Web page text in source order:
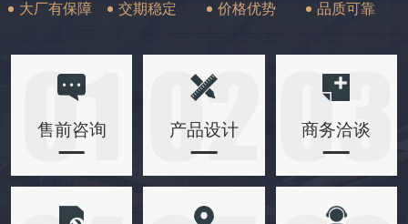
大厂有保障 交期稳定 价格优势 品质可靠
01
售前咨询 02
产品设计 03
商务洽谈